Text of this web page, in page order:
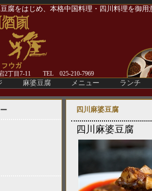
腐をはじめ、本格中国料理・四川料理を御用
2丁目7-11 TEL 025-210-7969
麻婆豆腐 メニュー ランチ
四川麻婆豆腐
四川麻婆豆腐